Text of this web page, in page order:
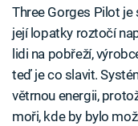
Three Gorges Pilot je
její lopatky roztočí
lidi na pobřeží,
teď je co slavit.
větrnou energii,
moři, kde by bylo